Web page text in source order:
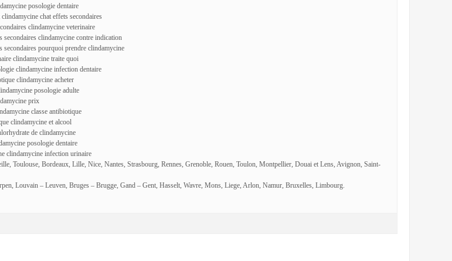
posologie dentaire
chat effets secondaires
clindamycine veterinaire
secondaires clindamycine contre indication
secondaires pourquoi prendre clindamycine
clindamycine traite quoi
clindamycine infection dentaire
clindamycine acheter
posologie adulte
prix
classe antibiotique
clindamycine et alcool
de clindamycine
posologie dentaire
clindamycine infection urinaire
Toulouse, Bordeaux, Lille, Nice, Nantes, Strasbourg, Rennes, Grenoble, Rouen, Toulon, Montpellier, Douai et Lens, Avignon, Saint-
Louvain – Leuven, Bruges – Brugge, Gand – Gent, Hasselt, Wavre, Mons, Liege, Arlon, Namur, Bruxelles, Limbourg.